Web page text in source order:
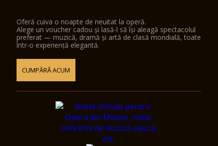
Oferă cuiva o noapte de neuitat la operă.
Alege un voucher cadou și lasă-l să își aleagă spectacolul
preferat — muzică, dramă și artă de clasă mondială, toate
într-o experiență elegantă.
CUMPĂRĂ ACUM